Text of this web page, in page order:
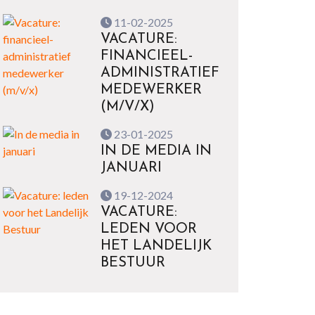
11-02-2025
VACATURE:
FINANCIEEL-
ADMINISTRATIEF
MEDEWERKER
(M/V/X)
23-01-2025
IN DE MEDIA IN
JANUARI
19-12-2024
VACATURE:
LEDEN VOOR
HET LANDELIJK
BESTUUR